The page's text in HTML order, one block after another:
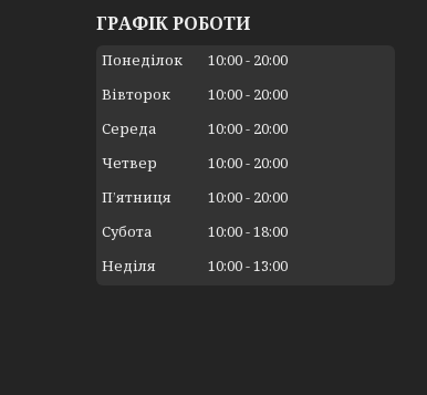
ГРАФІК РОБОТИ
Понеділок 10:00
20:00
Вівторок
10:00
20:00
Середа
10:00
20:00
Четвер
10:00
20:00
Пʼятниця
10:00
20:00
Субота
10:00 18:00
Неділя
10:00 13:00